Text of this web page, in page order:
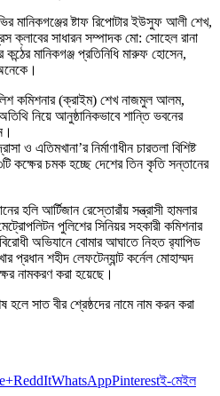
মানিকগঞ্জের ষ্টাফ রিপোটার ইউসুফ আলী শেখ,
ক্লাবের সাধারন সম্পাদক মো: সোহেল রানা
মানিকগঞ্জ প্রতিনিধি মারুফ হোসেন,
কমিশনার (ক্রাইম) শেখ নাজমুল আলম,
নিয়ে আনুষ্ঠানিকভাবে শান্তি ভবনের
ও এতিমখানা’র নির্মাণাধীন চারতলা বিশিষ্ট
কক্ষের চমক হচ্ছে দেশের তিন কৃতি সন্তানের
হলি আর্টিজান রেস্তোরাঁয় সন্ত্রাসী হামলার
পুলিশের সিনিয়র সহকারী কমিশনার
অভিযানে বোমার আঘাতে নিহত র‌্যাপিড
প্রধান শহীদ লেফটেন্যান্ট কর্নেল মোহাম্মদ
নামকরণ করা হয়েছে।
সাত বীর শ্রেষ্ঠদের নামে নাম করন করা
ReddItWhatsAppPinterestই-মেইল